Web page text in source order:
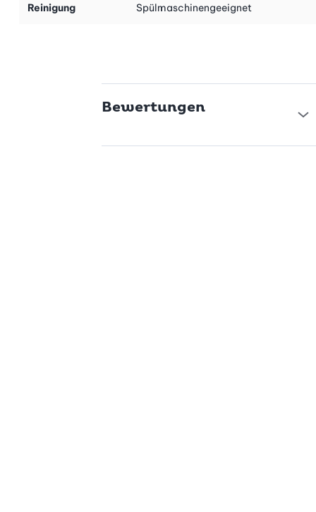
GEFU steht für höchste Qualität und Langlebigkeit. Mit der Q5-
Fermentierglases überzeugen.
Reinigung Spülmaschinengeeignet
Bewertungen